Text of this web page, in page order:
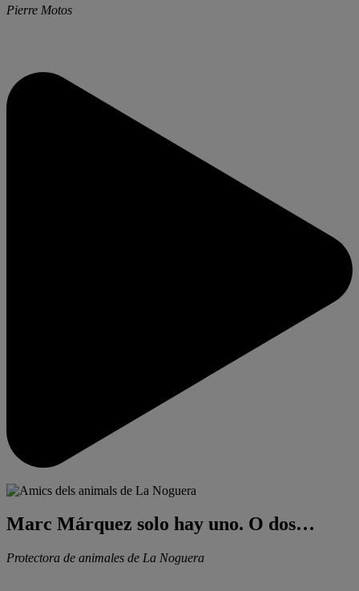
Pierre Motos
Marc Márquez solo hay uno. O dos…
Protectora de animales de La Noguera